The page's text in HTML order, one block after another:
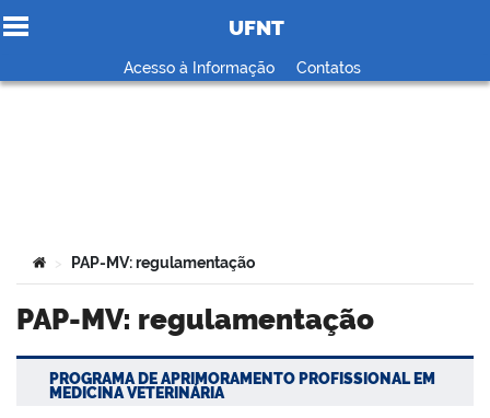
Ir para o conteúdo
UFNT
Acesso à Informação Contatos
Você está aqui:
> PAP-MV: regulamentação
PAP-MV: regulamentação
PROGRAMA DE APRIMORAMENTO PROFISSIONAL EM
MEDICINA VETERINÁRIA